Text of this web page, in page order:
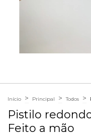
Início > Principal > Todos >
Pistilo
Feito a mão